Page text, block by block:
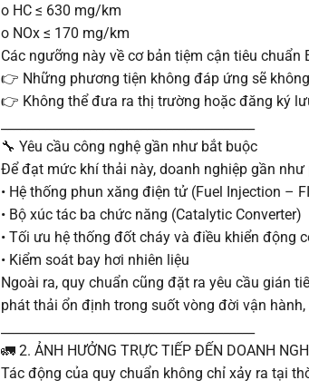
o HC ≤ 630 mg/km
o NOx ≤ 170 mg/km
Các ngưỡng này về cơ bản tiệm cận tiêu chuẩn
👉 Những phương tiện không đáp ứng sẽ
👉 Không thể đưa ra thị trường hoặc đăng ký
🔧 Yêu cầu công nghệ gần như bắt buộc
Để đạt mức khí thải này, doanh nghiệp gần
• Hệ thống phun xăng điện tử (Fuel Injection –
• Bộ xúc tác ba chức năng (Catalytic Converter)
• Tối ưu hệ thống đốt cháy và điều khiển động
• Kiểm soát bay hơi nhiên liệu
Ngoài ra, quy chuẩn cũng đặt ra yêu cầu gián
phát thải ổn định trong suốt vòng đời vận
🚛 2. ẢNH HƯỞNG TRỰC TIẾP ĐẾN DOANH
Tác động của quy chuẩn không chỉ xảy ra tại